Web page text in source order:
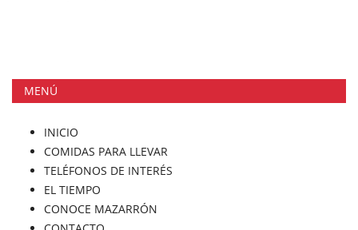
MENÚ
INICIO
COMIDAS PARA LLEVAR
TELÉFONOS DE INTERÉS
EL TIEMPO
CONOCE MAZARRÓN